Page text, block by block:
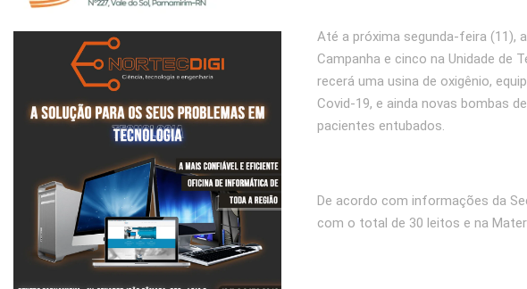
Até a próxima segunda-feira (11),
Campanha e cinco na Unidade de
recerá uma usina de oxigênio,
Covid-19, e ainda novas bombas
pacientes entubados.
De acordo com informações da
com o total de 30 leitos e na